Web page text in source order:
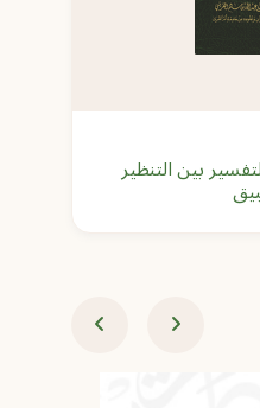
بين التنظير